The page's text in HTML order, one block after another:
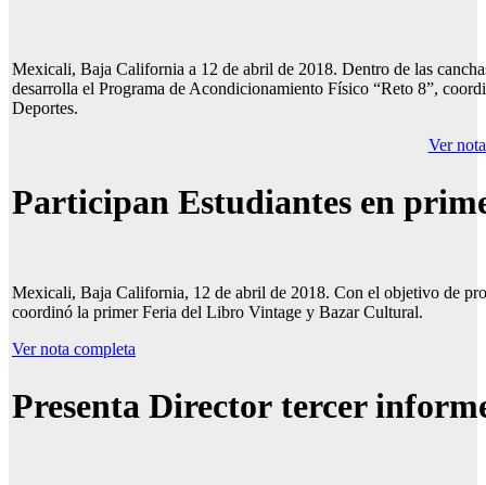
Mexicali, Baja California a 12 de abril de 2018. Dentro de las
desarrolla el Programa de Acondicionamiento Físico “Reto 8”,
Deportes.
Ver
Participan Estudiantes en
Mexicali, Baja California, 12 de abril de 2018. Con el objetivo de
coordinó la primer Feria del Libro Vintage y Bazar Cultural.
Ver nota completa
Presenta Director tercer